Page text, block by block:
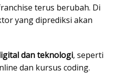
terus berubah. Di
yang diprediksi akan
dan teknologi, seperti
dan kursus coding.